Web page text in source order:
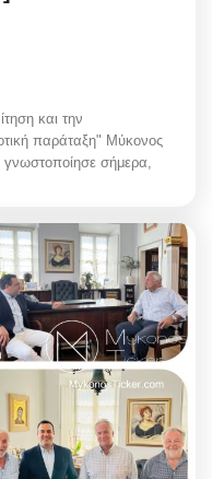
και την
παράταξη" Μύκονος
σήμερα,